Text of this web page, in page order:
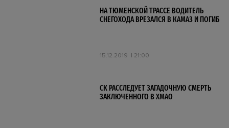
НА ТЮМЕНСКОЙ ТРАССЕ ВОДИТЕЛЬ
СНЕГОХОДА ВРЕЗАЛСЯ В КАМАЗ И ПОГИБ
15.12.2019 21:00
СК РАССЛЕДУЕТ ЗАГАДОЧНУЮ СМЕРТЬ
ЗАКЛЮЧЕННОГО В ХМАО